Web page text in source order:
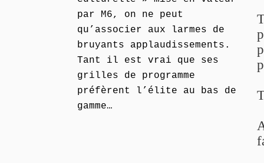
par M6, on ne peut
qu’associer aux larmes de
bruyants applaudissements.
Tant il est vrai que ses
grilles de programme
préfèrent l’élite au bas de
gamme…